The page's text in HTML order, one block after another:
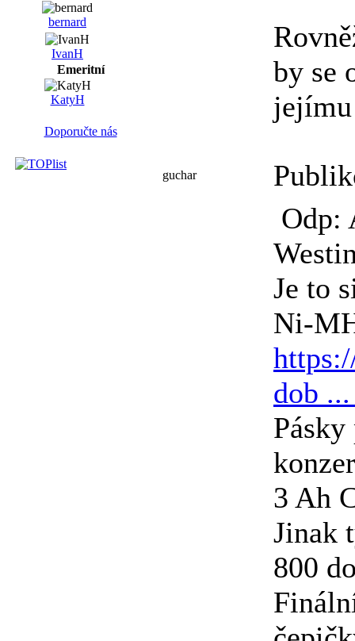
bernard
IvanH
Emeritní
KatyH
Doporučte nás
by se
guchar
Odp:
Je to
Ni-
dob
3 Ah
Jinak
800